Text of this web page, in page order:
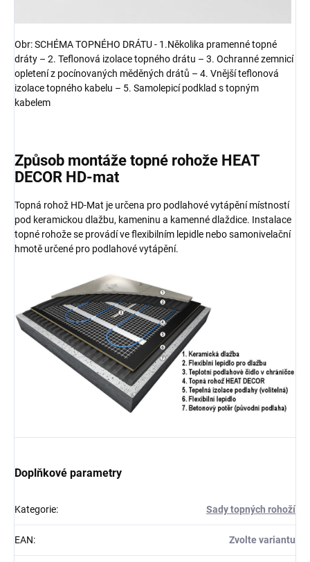
Obr: SCHÉMA TOPNÉHO DRÁTU - 1.Několika pramenné topné
dráty – 2. Teflonová izolace topného drátu – 3. Ochranné zemnicí
opletení z pocínovaných měděných drátů – 4. Vnější teflonová
izolace topného kabelu – 5. Samolepicí podklad s topným
kabelem
Způsob montáže topné rohože HEAT
DECOR HD-mat
Topná rohož HD-Mat je určena pro podlahové vytápění místností
pod keramickou dlažbu, kameninu a kamenné dlaždice. Instalace
topné rohože se provádí ve flexibilním lepidle nebo samonivelační
hmotě určené pro podlahové vytápění.
Doplňkové parametry
Kategorie: Sady topných rohoží
EAN: Zvolte variantu